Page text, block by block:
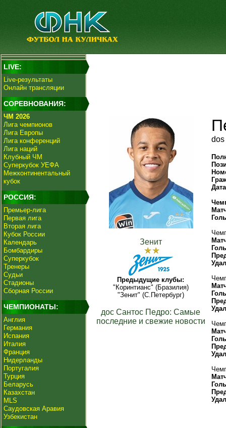
LIVE:
Live-результаты
Онлайн трансляции
СОРЕВНОВАНИЯ:
ЧМ 2026
Лига чемпионов
Лига Европы
Лига конференций
Лига наций
Клубный ЧМ
Суперкубок УЕФА
Межконтинентальный
кубок
РОССИЯ:
Премьер-лига
Первая лига
Вторая лига
Кубок России
Календарь
Бомбардиры
Суперкубок
Тренеры
Судьи
Стадионы
Сборная России
ЧЕМПИОНАТЫ:
Англия
Германия
Испания
Италия
Франция
Нидерланды
Португалия
Турция
Беларусь
Казахстан
MLS
Саудовская Аравия
Узбекистан
Зенит
Предыдущие клубы:
"Коринтианс" (Бразилия)
"Зенит" (С.Петербург)
дос Сантос Педро: Самые
последние и свежие новости
dos